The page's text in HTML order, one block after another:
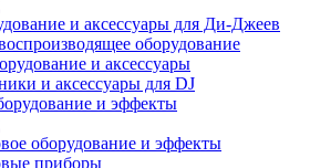
и аксессуары для Ди-Джеев
оборудование
и аксессуары
и аксессуары для DJ
и эффекты
оборудование и эффекты
приборы